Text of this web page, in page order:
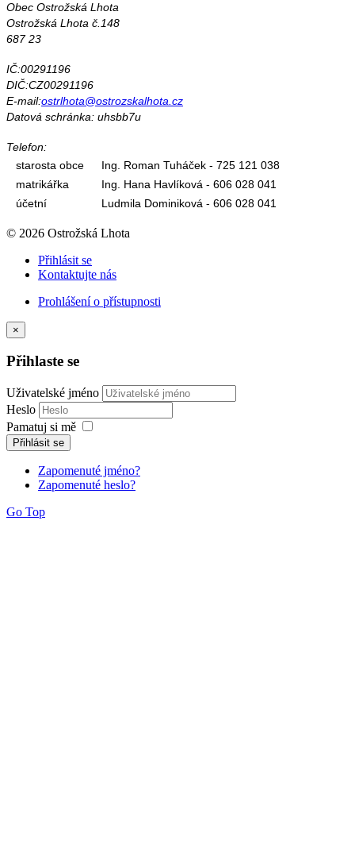
Obec Ostrožská Lhota
Ostrožská Lhota č.148
687 23
IČ:00291196
DIČ:CZ00291196
E-mail:ostrlhota@ostrozskalhota.cz
Datová schránka: uhsbb7u
Telefon:
starosta obce
Ing. Roman Tuháček - 725 121 038
matrikářka
Ing. Hana Havlíková - 606 028 041
účetní
Ludmila Dominiková - 606 028 041
© 2026 Ostrožská Lhota
Přihlásit se
Kontaktujte nás
Prohlášení o přístupnosti
×
Přihlaste se
Uživatelské jméno
Heslo
Pamatuj si mě
Přihlásit se
Zapomenuté jméno?
Zapomenuté heslo?
Go Top